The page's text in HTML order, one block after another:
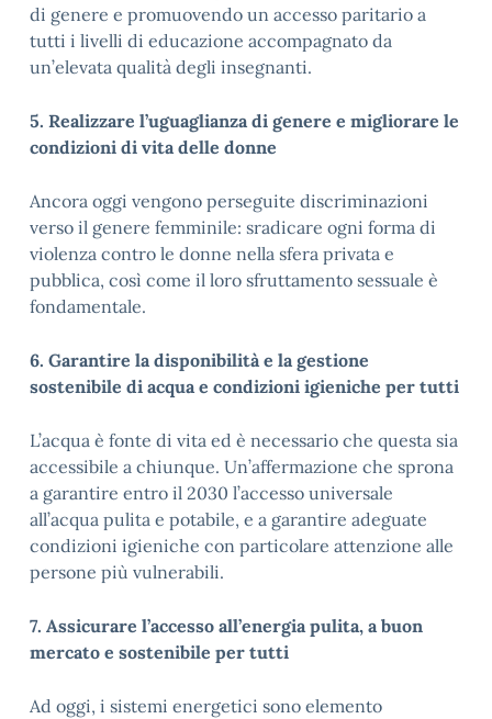
di genere e promuovendo un accesso paritario a
tutti i livelli di educazione accompagnato da
un’elevata qualità degli insegnanti.
5. Realizzare l’uguaglianza di genere e migliorare le
condizioni di vita delle donne
Ancora oggi vengono perseguite discriminazioni
verso il genere femminile: sradicare ogni forma di
violenza contro le donne nella sfera privata e
pubblica, così come il loro sfruttamento sessuale è
fondamentale.
6. Garantire la disponibilità e la gestione
sostenibile di acqua e condizioni igieniche per tutti
L’acqua è fonte di vita ed è necessario che questa sia
accessibile a chiunque. Un’affermazione che sprona
a garantire entro il 2030 l’accesso universale
all’acqua pulita e potabile, e a garantire adeguate
condizioni igieniche con particolare attenzione alle
persone più vulnerabili.
7. Assicurare l’accesso all’energia pulita, a buon
mercato e sostenibile per tutti
Ad oggi, i sistemi energetici sono elemento